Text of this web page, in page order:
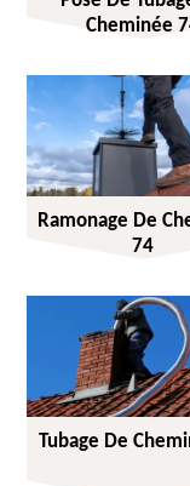
Cheminée
Ramonage De
74
Tubage De